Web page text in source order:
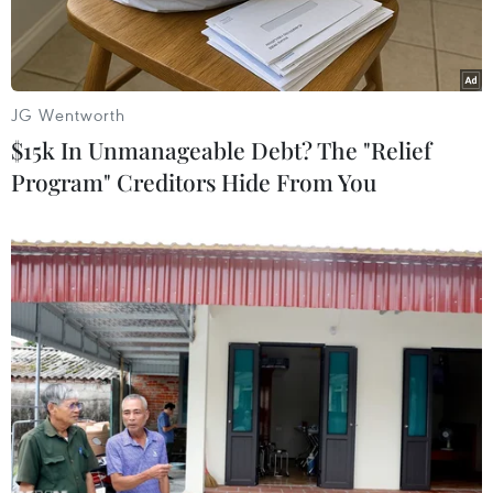
chóng.
Lãnh đạo Bộ Y tế, Bệnh viện Chợ Rẫy chụp ảnh cùng chủ tọa
đoàn, báo cáo viên của phiên toàn thể trong Hội nghị. (Ảnh:
Đinh Hằng/ TTXVN)
Tại Việt Nam, bệnh tim mạch là nguyên nhân
gây tử vong hàng đầu với khoảng 200.000 ca
JG Wentworth
$15k In Unmanageable Debt? The "Relief
Program" Creditors Hide From You